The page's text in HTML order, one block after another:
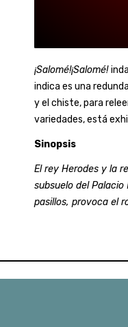
¡Salomé!¡Salomé!
indica es una
y el chiste, para
variedades, está
Sinopsis
El rey Herodes y la
subsuelo del
pasillos, provoca el